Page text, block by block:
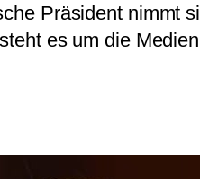
Präsident nimmt
es um die